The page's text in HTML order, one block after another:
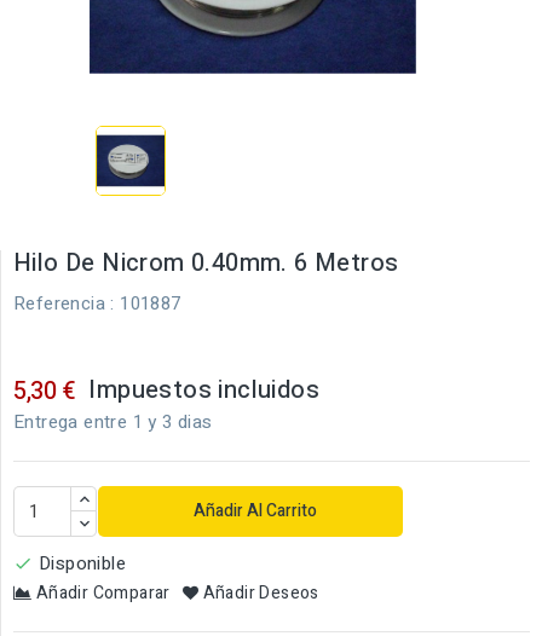
Hilo De Nicrom 0.40mm. 6 Metros
Referencia : 101887
5,30 € Impuestos incluidos
Entrega entre 1 y 3 dias
Añadir Al Carrito
 Disponible
Añadir Comparar Añadir Deseos